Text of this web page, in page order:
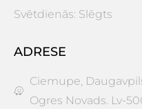
Svētdienās: Slēgts
ADRESE
Ciemupe,
Ogres Novads. Lv-